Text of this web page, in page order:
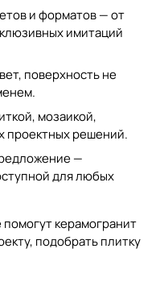
и форматов — от
имитаций
поверхность не
мозаикой,
проектных решений.
—
для любых
керамогранит
подобратьплитку